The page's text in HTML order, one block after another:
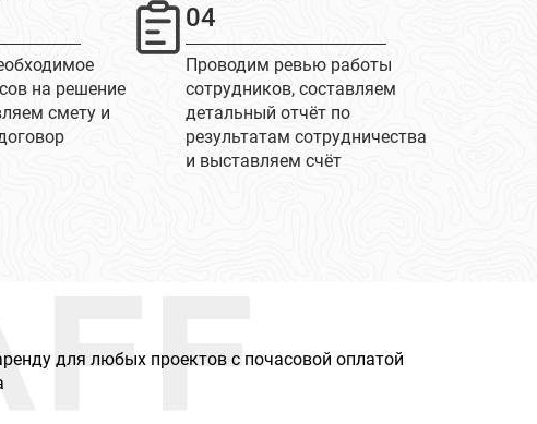
на решение
смету и
04
Проводим ревью работы
сотрудников, составляем
детальный отчёт по
результатам сотрудничества
и выставляем счёт
для любых проектов с почасовой оплатой